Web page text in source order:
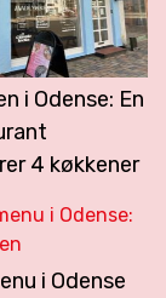
i Odense: En
4 køkkener
i Odense